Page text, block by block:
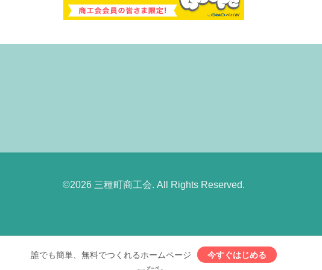
©2026 三種町商工会. All Rights Reserved.
誰でも簡単、無料でつくれるホームページ 今すぐはじめる